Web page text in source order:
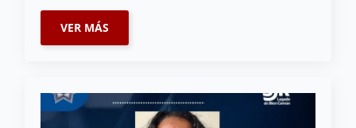
VER MÁS